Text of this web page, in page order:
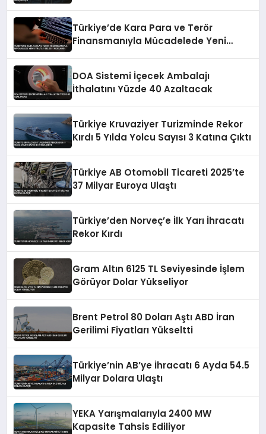
Türkiye’de Kara Para ve Terör
Finansmanıyla Mücadelede Yeni
DOA Sistemi İçecek Ambalajı
İthalatını Yüzde 40 Azaltacak
Türkiye Kruvaziyer Turizminde Rekor
Kırdı 5 Yılda Yolcu Sayısı 3 Katına Çıktı
Türkiye AB Otomobil Ticareti 2025’te
37 Milyar Euroya Ulaştı
Türkiye’den Norveç’e İlk Yarı İhracatı
Rekor Kırdı
Gram Altın 6125 TL Seviyesinde İşlem
Görüyor Dolar Yükseliyor
Brent Petrol 80 Doları Aştı ABD İran
Gerilimi Fiyatları Yükseltti
Türkiye’nin AB’ye İhracatı 6 Ayda 54.5
Milyar Dolara Ulaştı
YEKA Yarışmalarıyla 2400 MW
Kapasite Tahsis Ediliyor